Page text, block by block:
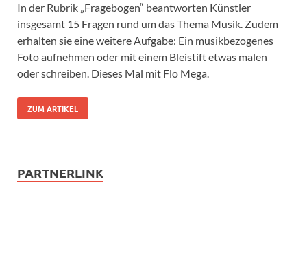
In der Rubrik „Fragebogen“ beantworten Künstler
insgesamt 15 Fragen rund um das Thema Musik. Zudem
erhalten sie eine weitere Aufgabe: Ein musikbezogenes
Foto aufnehmen oder mit einem Bleistift etwas malen
oder schreiben. Dieses Mal mit Flo Mega.
ZUM ARTIKEL
PARTNERLINK